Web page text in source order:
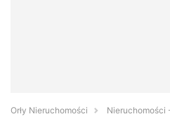
Orły Nieruchomości
Nieruchomości